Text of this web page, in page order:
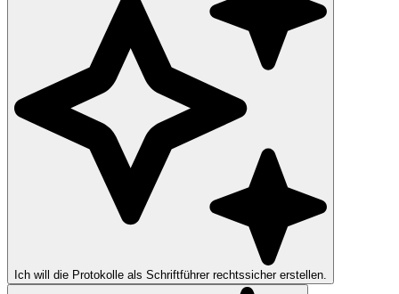
Ich will die Protokolle als Schriftführer rechtssicher erstellen.